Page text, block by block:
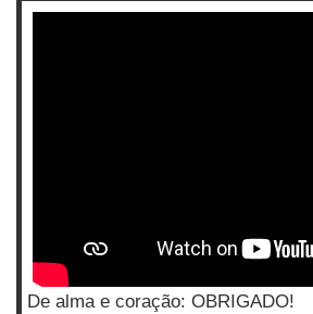
De alma e coração: OBRIGADO!